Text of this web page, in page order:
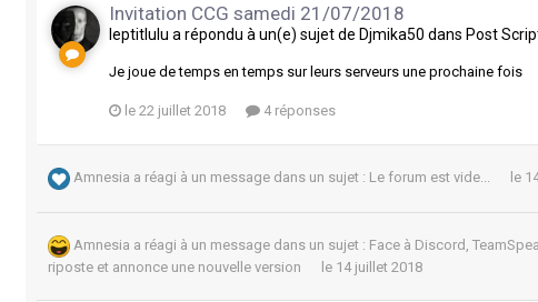
Invitation CCG samedi 21/07/2018
leptitlulu a répondu à un(e) sujet de Djmika50 dans Post
Je joue de temps en temps sur leurs serveurs une prochaine fois
le 22 juillet 2018 4 réponses
Amnesia a réagi à un message dans un sujet : Le forum est vide... le
Amnesia a réagi à un message dans un sujet : Face à Discord,
riposte et annonce une nouvelle version
le 14 juillet 2018